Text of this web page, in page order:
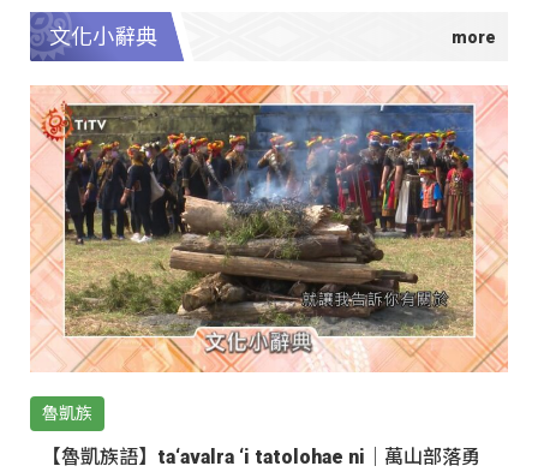
文化小辭典
魯凱族
【魯凱族語】ta‘avalra ‘i tatolohae ni｜萬山部落勇